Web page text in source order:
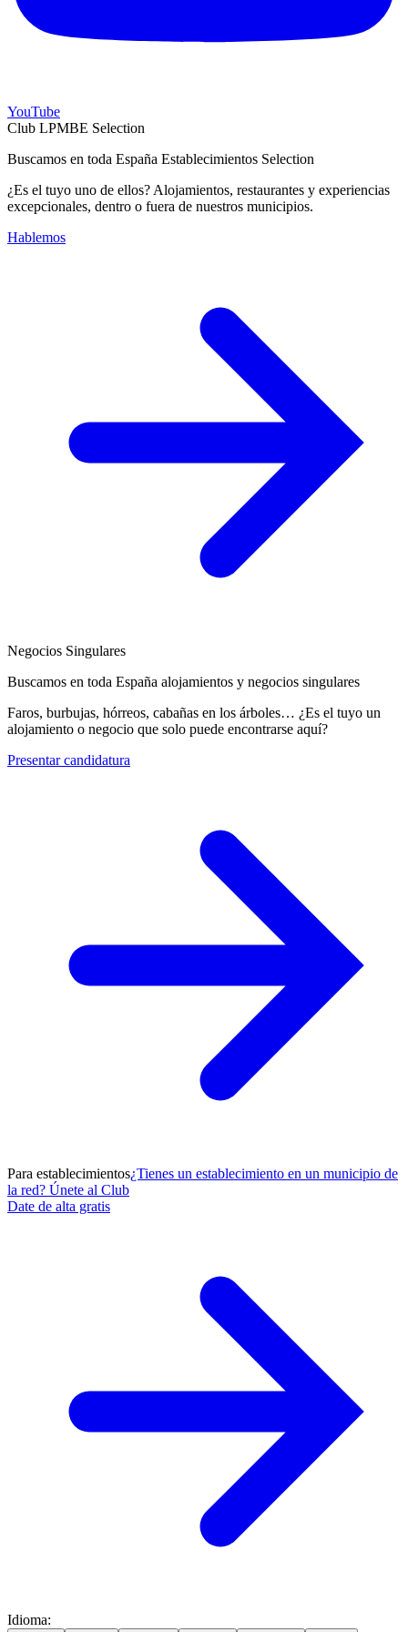
YouTube
Club LPMBE Selection
Buscamos en toda España Establecimientos Selection
¿Es el tuyo uno de ellos? Alojamientos, restaurantes y experiencias
excepcionales, dentro o fuera de nuestros municipios.
Hablemos
Negocios Singulares
Buscamos en toda España alojamientos y negocios singulares
Faros, burbujas, hórreos, cabañas en los árboles… ¿Es el tuyo un
alojamiento o negocio que solo puede encontrarse aquí?
Presentar candidatura
Para establecimientos¿Tienes un establecimiento en un municipio de
la red? Únete al Club
Date de alta gratis
Idioma: